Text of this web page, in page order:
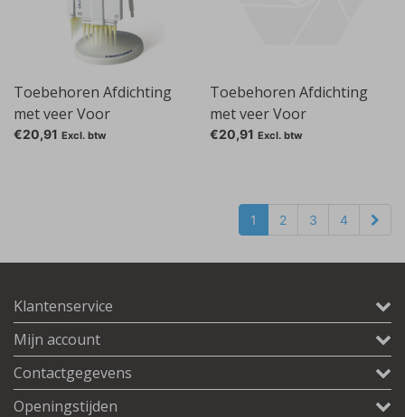
Toebehoren Afdichting
met veer Voor
microliterpipetten, Gesch.
€20,91 Excl. btw
Toebehoren Afdichting
met veer Voor
microliterpipetten, Gesch.
€20,91 Excl. btw
1 2 3 4
Klantenservice
Mijn account
Contactgegevens
Openingstijden